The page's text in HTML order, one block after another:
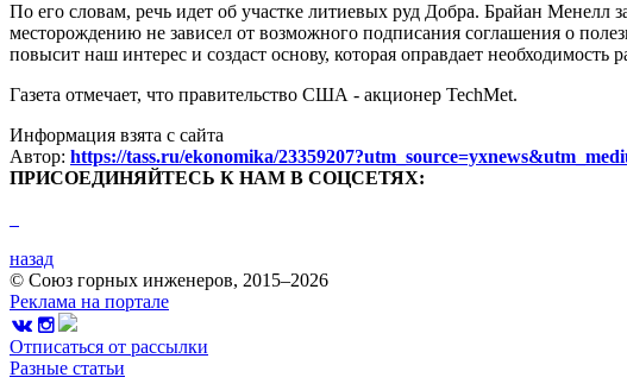
По его словам, речь идет об участке литиевых руд Добра. Брайан Менелл
месторождению не зависел от возможного подписания соглашения о
повысит наш интерес и создаст основу, которая оправдает
Газета отмечает, что правительство США - акционер TechMet.
Информация взята с сайта
Автор: https://tass.ru/ekonomika/
ПРИСОЕДИНЯЙТЕСЬ К НАМ В СОЦСЕТЯХ:
назад
© Союз горных инженеров, 2015–2026
Реклама на портале
Отписаться от рассылки
Разные статьи